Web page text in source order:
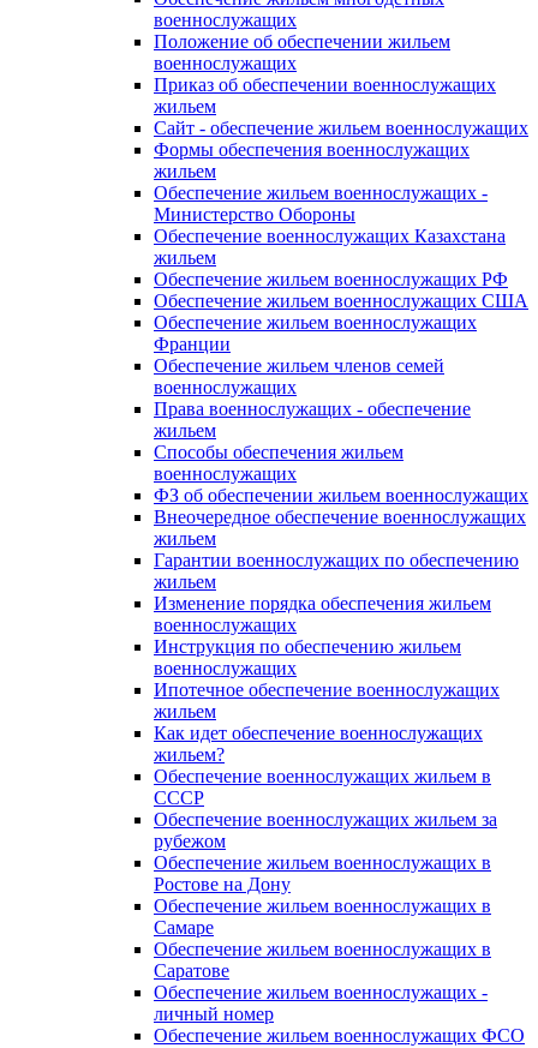
военнослужащих
Положение об обеспечении жильем
военнослужащих
Приказ об обеспечении военнослужащих
жильем
Сайт - обеспечение жильем военнослужащих
Формы обеспечения военнослужащих
жильем
Обеспечение жильем военнослужащих -
Министерство Обороны
Обеспечение военнослужащих Казахстана
жильем
Обеспечение жильем военнослужащих РФ
Обеспечение жильем военнослужащих США
Обеспечение жильем военнослужащих
Франции
Обеспечение жильем членов семей
военнослужащих
Права военнослужащих - обеспечение
жильем
Способы обеспечения жильем
военнослужащих
ФЗ об обеспечении жильем военнослужащих
Внеочередное обеспечение военнослужащих
жильем
Гарантии военнослужащих по обеспечению
жильем
Изменение порядка обеспечения жильем
военнослужащих
Инструкция по обеспечению жильем
военнослужащих
Ипотечное обеспечение военнослужащих
жильем
Как идет обеспечение военнослужащих
жильем?
Обеспечение военнослужащих жильем в
СССР
Обеспечение военнослужащих жильем за
рубежом
Обеспечение жильем военнослужащих в
Ростове на Дону
Обеспечение жильем военнослужащих в
Самаре
Обеспечение жильем военнослужащих в
Саратове
Обеспечение жильем военнослужащих -
личный номер
Обеспечение жильем военнослужащих ФСО